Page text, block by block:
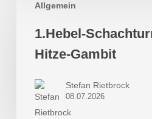
Allgemein
Schachturnier:
Hitze-
Gambit
1.Hebel-
Hitze-Gambit
Stefan Rietbrock
08.07.2026